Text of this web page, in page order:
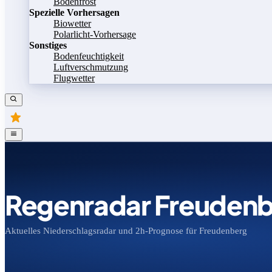
Spezielle Vorhersagen
Biowetter
Polarlicht-Vorhersage
Sonstiges
Bodenfeuchtigkeit
Luftverschmutzung
Flugwetter
Regenradar
Aktuelles Niederschlagsradar und 2h-Prognose für Freudenberg